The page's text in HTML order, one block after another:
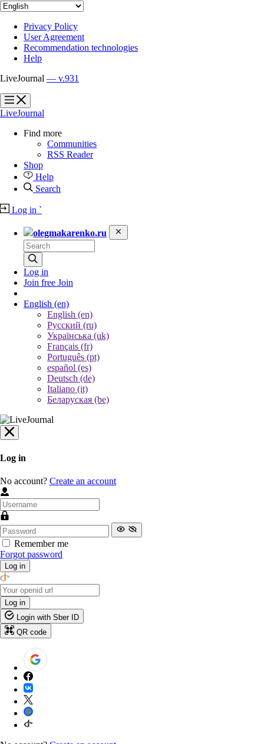
Privacy Policy
User Agreement
Recommendation technologies
Help
LiveJournal — v.931
?
?
LiveJournal
Find more
Communities
RSS Reader
Shop
Help
Search
Log in `
olegmakarenko.ru
Log in
Join free Join
English (en)
English (en)
Русский (ru)
Українська (uk)
Français (fr)
Português (pt)
español (es)
Deutsch (de)
Italiano (it)
Беларуская (be)
Log in
No account? Create an account
Remember me
Forgot password
Log in
Log in
Login with Sber ID
QR code